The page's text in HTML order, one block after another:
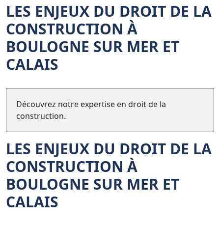
LES ENJEUX DU DROIT DE LA
CONSTRUCTION À
BOULOGNE SUR MER ET
CALAIS
Découvrez notre expertise en droit de la
construction.
LES ENJEUX DU DROIT DE LA
CONSTRUCTION À
BOULOGNE SUR MER ET
CALAIS